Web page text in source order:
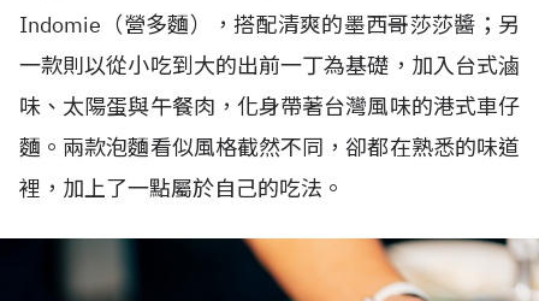
Indomie（營多麵），搭配清爽的墨西哥莎莎醬；另
一款則以從小吃到大的出前一丁為基礎，加入台式滷
味、太陽蛋與午餐肉，化身帶著台灣風味的港式車仔
麵。兩款泡麵看似風格截然不同，卻都在熟悉的味道
裡，加上了一點屬於自己的吃法。